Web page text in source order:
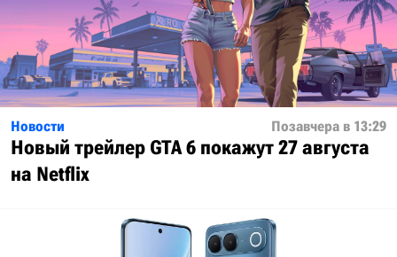
Новости Позавчера в 13:29
Новый трейлер GTA 6 покажут 27 августа
на Netflix